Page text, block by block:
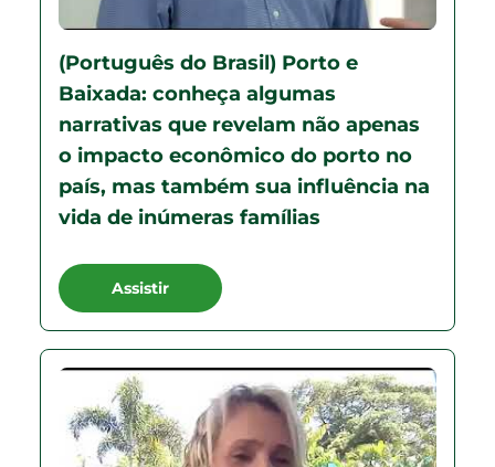
(Português do Brasil) Porto e
Baixada: conheça algumas
narrativas que revelam não apenas
o impacto econômico do porto no
país, mas também sua influência na
vida de inúmeras famílias
Assistir